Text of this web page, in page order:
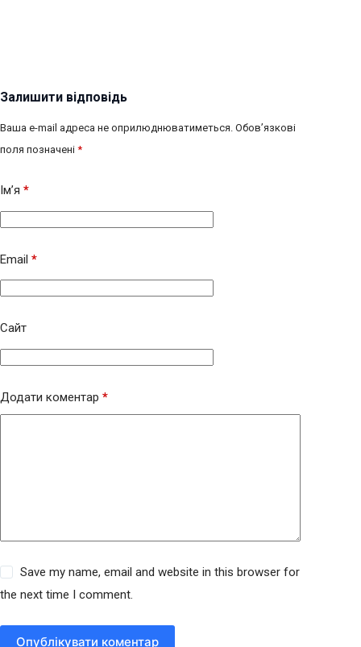
Залишити відповідь
Ваша e-mail адреса не оприлюднюватиметься. Обов’язкові
поля позначені *
Ім’я *
Email *
Сайт
Додати коментар *
Save my name, email and website in this browser for
the next time I comment.
Опублікувати коментар